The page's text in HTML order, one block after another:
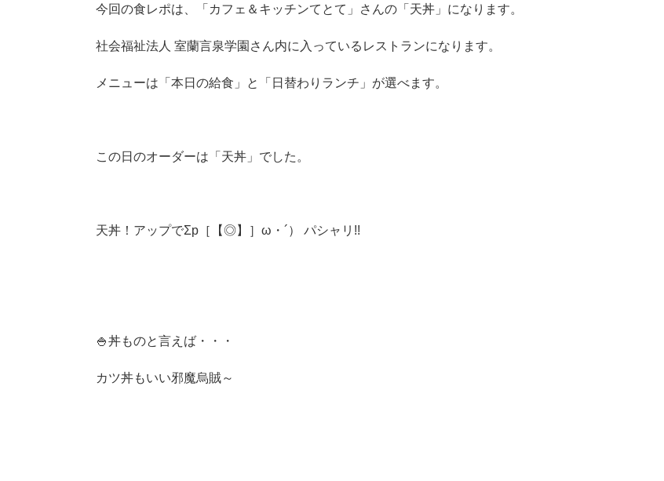
今回の食レポは、「カフェ＆キッチンてとて」さんの「天丼」になります。
社会福祉法人 室蘭言泉学園さん内に入っているレストランになります。
メニューは「本日の給食」と「日替わりランチ」が選べます。
この日のオーダーは「天丼」でした。
天丼！アップでΣp［【◎】］ω・´） パシャリ!!
🍚丼ものと言えば・・・
カツ丼もいい邪魔烏賊～